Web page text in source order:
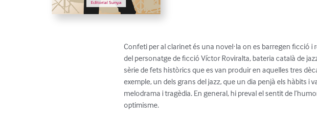
Confeti per al clarinet és una novel·la on es barregen ficció
del personatge de ficció Víctor Roviralta, bateria català de
sèrie de fets històrics que es van produir en aquelles tres
exemple, un dels grans del jazz, que un dia penjà els hàbits
melodrama i tragèdia. En general, hi preval el sentit de
optimisme.